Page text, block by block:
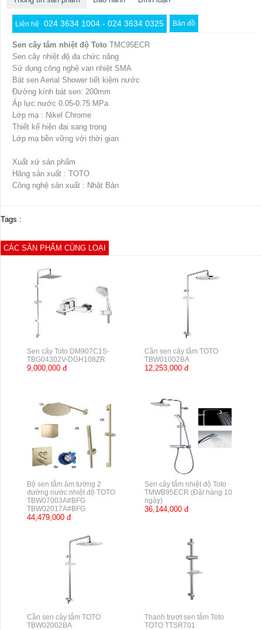
Liên hệ 024 3634 1004 - 024 3634 0325 Bản đồ
Sen cây tắm nhiệt độ Toto TMC95ECR
Sen cây nhiệt độ đa chức năng
Sử dụng công nghệ van nhiệt SMA
Bát sen Aerial Shower tiết kiệm nước
Đường kính bát sen: 200mm
Áp lực nước 0.05-0.75 MPa
Lớp mạ : Nikel Chrome
Thiết kế hiện đại sang trọng
Lớp mạ bền vững với thời gian
Xuất xứ sản phẩm
Hãng sản xuất : TOTO
Công nghệ sản xuất : Nhật Bản
Tags :
CÁC SẢN PHẨM CÙNG LOẠI
Sen cây Toto DM907C1S-
TBG04302V-DGH108ZR
9,000,000 đ
Cần sen cây tắm TOTO
TBW01002BA
12,253,000 đ
Bộ sen tắm âm tường 2
đường nước nhiệt độ TOTO
TBW07003A#BFG
TBW02017A#BFG
44,479,000 đ
Sen cây tắm nhiệt độ Toto
TMWB95ECR (Đặt hàng 10
ngày)
36,144,000 đ
Cần sen cây tắm TOTO
TBW02002BA
Thanh trượt sen tắm Toto
TOTO TTSR701